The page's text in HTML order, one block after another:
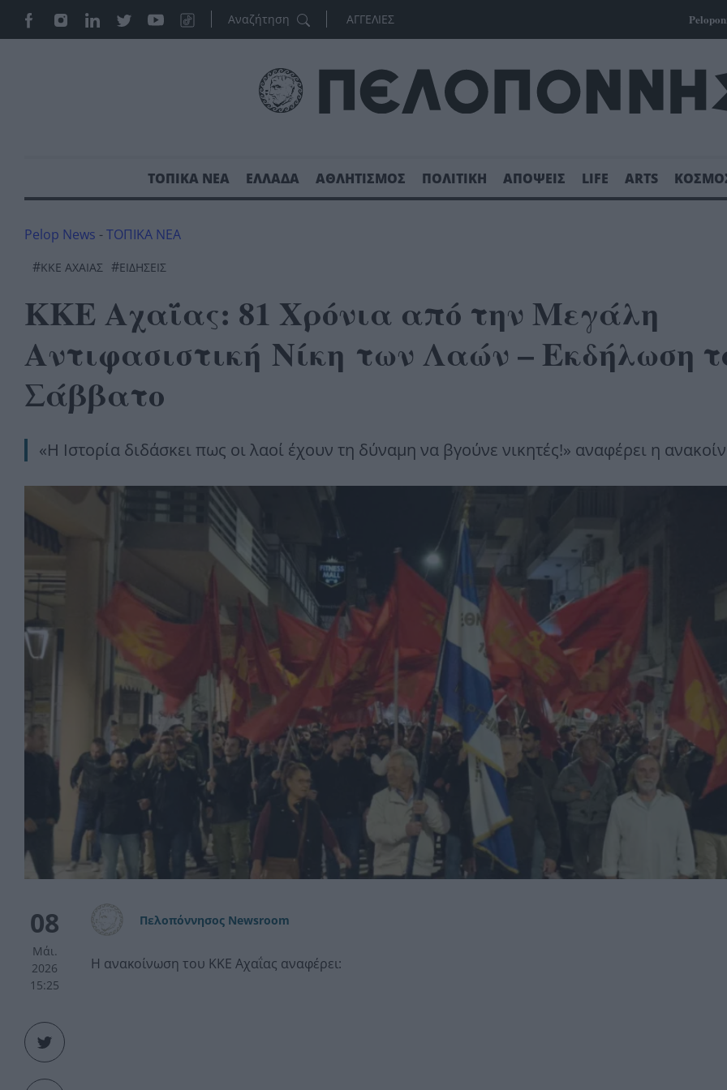
ΑΓΓΕΛΙΕΣ
ΤΟΠΙΚΑ ΝΕΑ ΕΛΛΑΔΑ ΑΘΛΗΤΙΣΜΟΣ ΠΟΛΙΤΙΚΗ ΑΠΟΨΕΙΣ LIFE ARTS
Pelop News -ΤΟΠΙΚΑ ΝΕΑ
#ΚΚΕ ΑΧΑΙΑΣ #ΕΙΔΗΣΕΙΣ
ΚΚΕ Αχαΐας: 81 Χρόνια από την Μεγάλη
Αντιφασιστική Νίκη των Λαών – Εκδήλωση
Σάββατο
«Η Ιστορία διδάσκει πως οι λαοί έχουν τη δύναμη να βγούνε νικητές!» αναφέρει η
08
Μάι.
2026
15:25
Πελοπόννησος Newsroom
Η ανακοίνωση του ΚΚΕ Αχαΐας αναφέρει: